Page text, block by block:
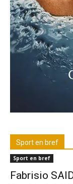
Sport en bref
Sport en bref
Fabrisio